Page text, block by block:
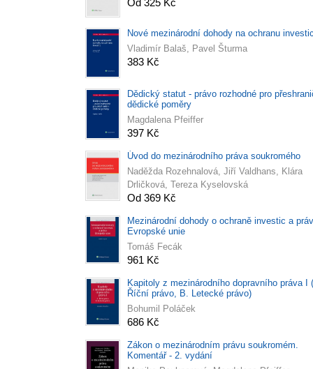
Od 325 Kč
Nové mezinárodní dohody na ochranu investic
Vladimír Balaš, Pavel Šturma
383 Kč
Dědický statut - právo rozhodné pro
dědické poměry
Magdalena Pfeiffer
397 Kč
Úvod do mezinárodního práva soukromého
Naděžda Rozehnalová, Jiří Valdhans, Klára
Drličková, Tereza Kyselovská
Od 369 Kč
Mezinárodní dohody o ochraně investic a
Evropské unie
Tomáš Fecák
961 Kč
Kapitoly z mezinárodního dopravního práva I
Říční právo, B. Letecké právo)
Bohumil Poláček
686 Kč
Zákon o mezinárodním právu soukromém.
Komentář - 2. vydání